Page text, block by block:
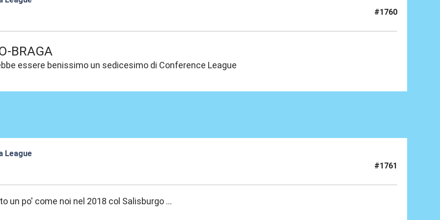
#1760
BRAGA
essere benissimo un sedicesimo di Conference League
League
#1761
un po' come noi nel 2018 col Salisburgo ...